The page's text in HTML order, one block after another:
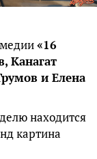
«16
Канагат
и Елена
находится
картина